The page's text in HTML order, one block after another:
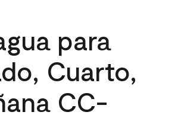
para
Cuarto,
CC-